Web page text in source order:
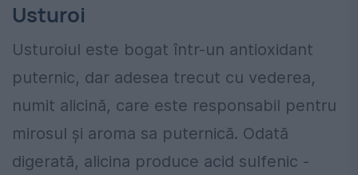
Usturoi
Usturoiul este bogat într-un antioxidant
puternic, dar adesea trecut cu vederea,
numit alicină, care este responsabil pentru
mirosul și aroma sa puternică. Odată
digerată, alicina produce acid sulfenic -